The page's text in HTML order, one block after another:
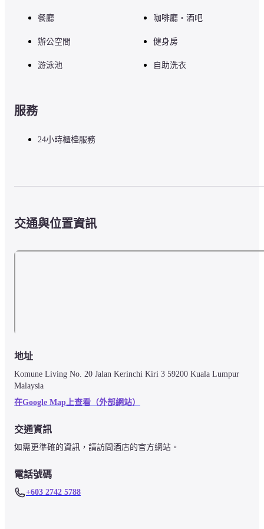
餐廳 咖啡廳・酒吧
辦公空間 健身房
游泳池 自助洗衣
服務
24小時櫃檯服務
交通與位置資訊
地址
Komune Living No. 20 Jalan Kerinchi Kiri 3 59200 Kuala Lumpur
Malaysia
在Google Map上查看（外部網站）
交通資訊
如需更準確的資訊，請訪問酒店的官方網站。
電話號碼
+603 2742 5788